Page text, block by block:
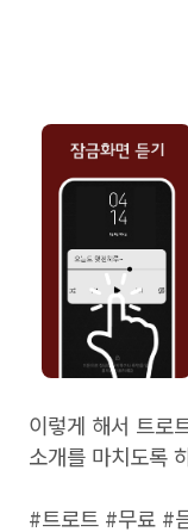
이렇게 해서 트로
소개를 마치도록
#트로트 #무료 #